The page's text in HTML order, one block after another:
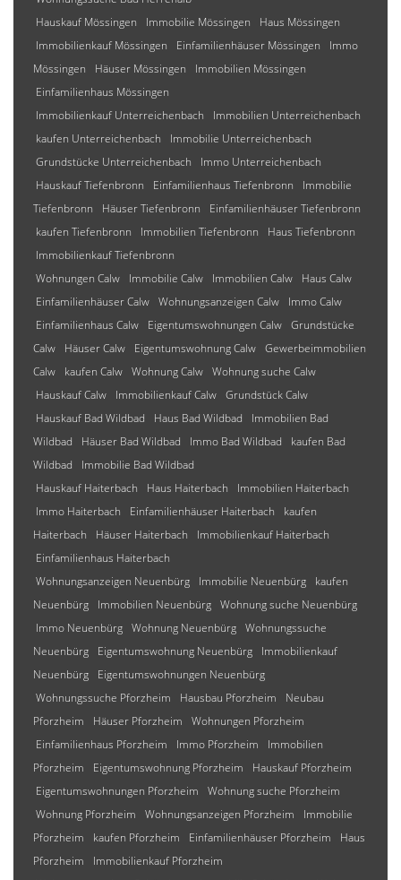
Hauskauf Mössingen
Immobilie Mössingen
Haus Mössingen
Immobilienkauf Mössingen
Einfamilienhäuser Mössingen
Immo
Mössingen
Häuser Mössingen
Immobilien Mössingen
Einfamilienhaus Mössingen
Immobilienkauf Unterreichenbach
Immobilien Unterreichenbach
kaufen Unterreichenbach
Immobilie Unterreichenbach
Grundstücke Unterreichenbach
Immo Unterreichenbach
Hauskauf Tiefenbronn
Einfamilienhaus Tiefenbronn
Immobilie
Tiefenbronn
Häuser Tiefenbronn
Einfamilienhäuser Tiefenbronn
kaufen Tiefenbronn
Immobilien Tiefenbronn
Haus Tiefenbronn
Immobilienkauf Tiefenbronn
Wohnungen Calw
Immobilie Calw Immobilien Calw
Haus Calw
Einfamilienhäuser Calw Wohnungsanzeigen Calw
Immo Calw
Einfamilienhaus Calw
Eigentumswohnungen Calw Grundstücke
Calw
Häuser Calw Eigentumswohnung Calw Gewerbeimmobilien
Calw
kaufen Calw Wohnung Calw Wohnung suche Calw
Hauskauf Calw
Immobilienkauf Calw Grundstück Calw
Hauskauf Bad Wildbad
Haus Bad Wildbad
Immobilien Bad
Wildbad
Häuser Bad Wildbad Immo Bad Wildbad
kaufen Bad
Wildbad
Immobilie Bad Wildbad
Hauskauf Haiterbach
Haus Haiterbach
Immobilien Haiterbach
Immo Haiterbach
Einfamilienhäuser Haiterbach
kaufen
Haiterbach
Häuser Haiterbach
Immobilienkauf Haiterbach
Einfamilienhaus Haiterbach
Wohnungsanzeigen Neuenbürg
Immobilie Neuenbürg
kaufen
Neuenbürg
Immobilien Neuenbürg Wohnung suche Neuenbürg
Immo Neuenbürg Wohnung Neuenbürg Wohnungssuche
Neuenbürg
Eigentumswohnung Neuenbürg
Immobilienkauf
Neuenbürg
Eigentumswohnungen Neuenbürg
Wohnungssuche Pforzheim
Hausbau Pforzheim
Neubau
Pforzheim
Häuser Pforzheim
Wohnungen Pforzheim
Einfamilienhaus Pforzheim
Immo Pforzheim
Immobilien
Pforzheim
Eigentumswohnung Pforzheim
Hauskauf Pforzheim
Eigentumswohnungen Pforzheim
Wohnung suche Pforzheim
Wohnung Pforzheim
Wohnungsanzeigen Pforzheim
Immobilie
Pforzheim
kaufen Pforzheim Einfamilienhäuser Pforzheim
Haus
Pforzheim
Immobilienkauf Pforzheim